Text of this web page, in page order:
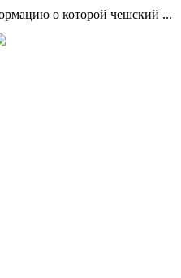
о которой чешский ...